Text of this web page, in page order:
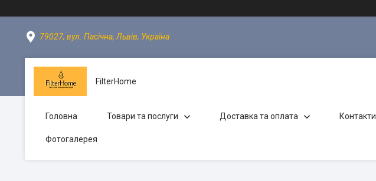
79027, вул. Пасічна, Львів, Україна
FilterHome
Головна Товари та послуги Доставка та оплата Контакти
Фотогалерея